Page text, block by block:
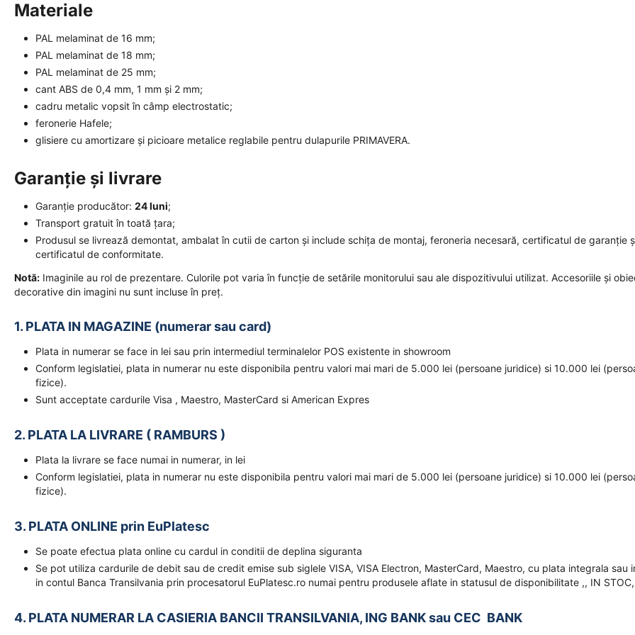
Materiale
PAL melaminat de 16 mm;
PAL melaminat de 18 mm;
PAL melaminat de 25 mm;
cant ABS de 0,4 mm, 1 mm și 2 mm;
cadru metalic vopsit în câmp electrostatic;
feronerie Hafele;
glisiere cu amortizare și picioare metalice reglabile pentru dulapurile PRIMAVERA.
Garanție și livrare
Garanție producător: 24 luni;
Transport gratuit în toată țara;
Produsul se livrează demontat, ambalat în cutii de carton și include schița de montaj, feroneria necesară, certificatul de garanție
certificatul de conformitate.
Notă: Imaginile au rol de prezentare. Culorile pot varia în funcție de setările monitorului sau ale dispozitivului utilizat. Accesoriile și
decorative din imagini nu sunt incluse în preț.
1. PLATA IN MAGAZINE (numerar sau card)
Plata in numerar se face in lei sau prin intermediul terminalelor POS existente in showroom
Conform legislatiei, plata in numerar nu este disponibila pentru valori mai mari de 5.000 lei (persoane juridice) si 10.000 lei
fizice).
Sunt acceptate cardurile Visa , Maestro, MasterCard si American Expres
2. PLATA LA LIVRARE ( RAMBURS )
Plata la livrare se face numai in numerar, in lei
Conform legislatiei, plata in numerar nu este disponibila pentru valori mai mari de 5.000 lei (persoane juridice) si 10.000 lei
fizice).
3. PLATA ONLINE prin EuPlatesc
Se poate efectua plata online cu cardul in conditii de deplina siguranta
Se pot utiliza cardurile de debit sau de credit emise sub siglele VISA, VISA Electron, MasterCard, Maestro, cu plata integrala sau
in contul Banca Transilvania prin procesatorul EuPlatesc.ro numai pentru produsele aflate in statusul de disponibilitate ,, IN
4. PLATA NUMERAR LA CASIERIA BANCII TRANSILVANIA, ING BANK sau CEC BANK